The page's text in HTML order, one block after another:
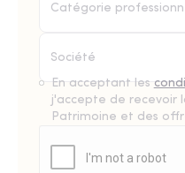
Catégorie
En acceptant les
j'accepte de recevoir
Patrimoine et des